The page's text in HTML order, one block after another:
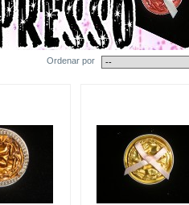
Ordenar por